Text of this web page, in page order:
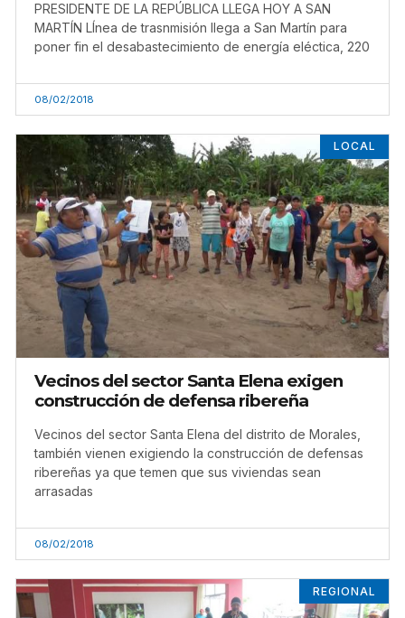
PRESIDENTE DE LA REPÚBLICA LLEGA HOY A SAN
MARTÍN LÍnea de trasnmisión llega a San Martín para
poner fin el desabastecimiento de energía eléctica, 220
08/02/2018
LOCAL
Vecinos del sector Santa Elena exigen
construcción de defensa ribereña
Vecinos del sector Santa Elena del distrito de Morales,
también vienen exigiendo la construcción de defensas
ribereñas ya que temen que sus viviendas sean
arrasadas
08/02/2018
REGIONAL